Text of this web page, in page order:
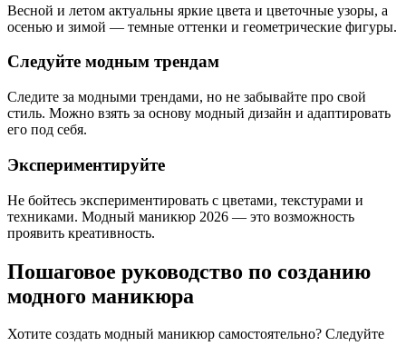
Весной и летом актуальны яркие цвета и цветочные узоры, а
осенью и зимой — темные оттенки и геометрические фигуры.
Следуйте модным трендам
Следите за модными трендами, но не забывайте про свой
стиль. Можно взять за основу модный дизайн и адаптировать
его под себя.
Экспериментируйте
Не бойтесь экспериментировать с цветами, текстурами и
техниками. Модный маникюр 2026 — это возможность
проявить креативность.
Пошаговое руководство по созданию
модного маникюра
Хотите создать модный маникюр самостоятельно? Следуйте